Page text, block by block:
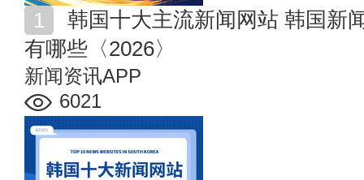
有哪些〈2026〉
新闻资讯APP
6021